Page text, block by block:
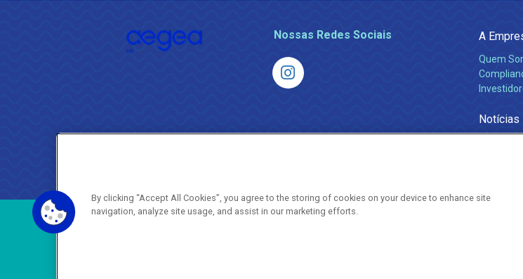
Nossas Redes Sociais A
Quem
Notícias
Copyright ® 2026 -
By clicking “Accept All Cookies”, you agree to the storing of cookies on your device to enhance site
navigation, analyze site usage, and assist in our marketing efforts.